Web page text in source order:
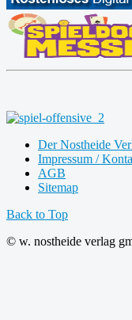
Der Nostheide
Impressum /
AGB
Sitemap
Back to Top
© w. nostheide verlag